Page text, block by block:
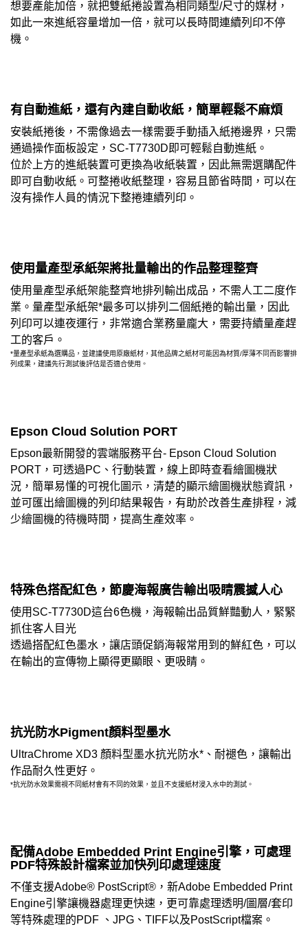
想要產能加倍，就把雙紙捲設置為相同類型/尺寸的媒材，
如此一來進紙容量增加一倍，就可以長時間連續列印不停
機。
有自動進紙，還有內建自動收紙，簡單輕鬆不麻煩
安裝紙捲後，不需像過去一樣需要手動插入紙捲邊界，只需
通過操作面板設定，SC-T7730D即可輕鬆自動進紙。
位於上方的進紙裝置可更換為收紙裝置，因此無需選購配件
即可自動收紙。可整捲收紙整理，容易且節省時間，可以在
沒有操作人員的情況下整捲連續列印。
使用量產型承紙架將批量輸出的作品整理整齊
使用量產型承紙架能整齊地排列輸出成品，不需人工二度作
業。量產型承紙架*最多可以排列二個紙捲的輸出量，因此
列印可以連夜運行，非常適合業務量龐大，需要持續量產趕
工的客戶。
*量產型承紙為選購品，並建議使用原廠紙材，其他品牌之紙材可能因為材質/厚薄不同而影響排
列成果，建議先行測試後評估是否適合使用。
Epson Cloud Solution PORT
Epson最新開發的雲端服務平台- Epson Cloud Solution
PORT，可透過PC、行動裝置，線上即時查看繪圖機狀
況，簡單易懂的可視化圖示，清楚的顯示繪圖機狀態資訊，
並可匯出繪圖機的列印結果報告，有助於改善生產排程，減
少繪圖機的待機時間，提高生產效率。
特殊色搭配紅色，節慶海報廣告輸出吸睛震撼人心
使用SC-T7730D這台6色機，海報輸出品質鮮豔動人，緊緊
抓住客人目光
透過搭配紅色墨水，讓店頭促銷海報常用到的鮮紅色，可以
在輸出的宣傳物上顯得更顯眼、更吸睛。
抗光防水Pigment顏料型墨水
UltraChrome XD3 顏料型墨水抗光防水*、耐褪色，讓輸出
作品耐久性更好。
*抗光防水效果需視不同紙材會有不同的效果，並且不支援紙材浸入水中的測試。
配備Adobe Embedded Print Engine引擎，可處理
PDF特殊設計檔案並加快列印處理速度
不僅支援Adobe® PostScript®，新Adobe Embedded Print
Engine引擎讓機器處理更快速，更可靠處理透明/圖層/套印
等特殊處理的PDF 、JPG、TIFF以及PostScript檔案。